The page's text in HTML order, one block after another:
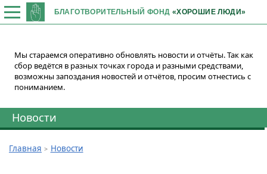
БЛАГОТВОРИТЕЛЬНЫЙ ФОНД «ХОРОШИЕ ЛЮДИ»
Мы стараемся оперативно обновлять новости и отчёты. Так как
сбор ведётся в разных точках города и разными средствами,
возможны запоздания новостей и отчётов, просим отнестись с
пониманием.
Новости
Главная Новости